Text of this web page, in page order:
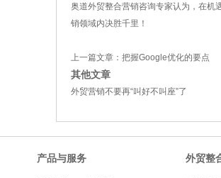
奥道外贸整合营销咨询专家认为，在机
销领域内决胜千里！
上一篇文章： 把握Google优化的要点
其他文章
外贸营销不要再“叫好不叫座”了
产品与服务 外贸整